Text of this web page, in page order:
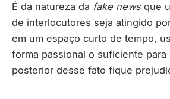
É da natureza da fake newsque
de interlocutores seja atingido
em um espaço curto de tempo,
forma passional o suficiente para
posterior desse fato fique